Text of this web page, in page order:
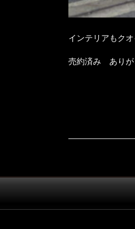
インテリアもク
売約済み ありが